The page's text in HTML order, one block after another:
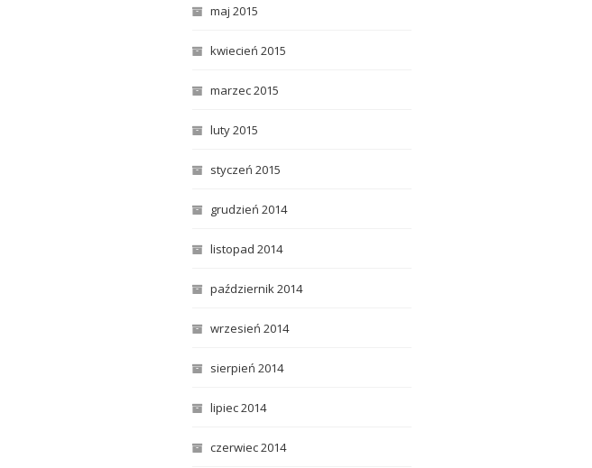
maj 2015
kwiecień 2015
marzec 2015
luty 2015
styczeń 2015
grudzień 2014
listopad 2014
październik 2014
wrzesień 2014
sierpień 2014
lipiec 2014
czerwiec 2014